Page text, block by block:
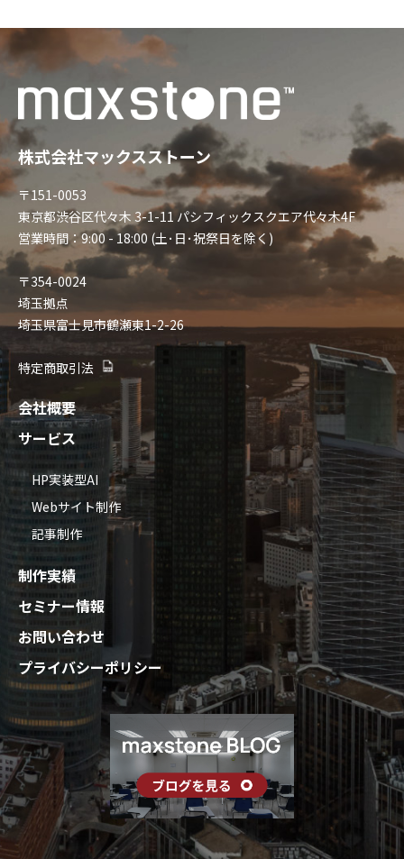
株式会社マックスストーン
〒151-0053
東京都渋谷区代々木 3-1-11 パシフィックスクエア代々木4F
営業時間：9:00 - 18:00 (土･日･祝祭日を除く)
〒354-0024
埼玉拠点
埼玉県富士見市鶴瀬東1-2-26
特定商取引法
会社概要
サービス
HP実装型AI
Webサイト制作
記事制作
制作実績
セミナー情報
お問い合わせ
プライバシーポリシー